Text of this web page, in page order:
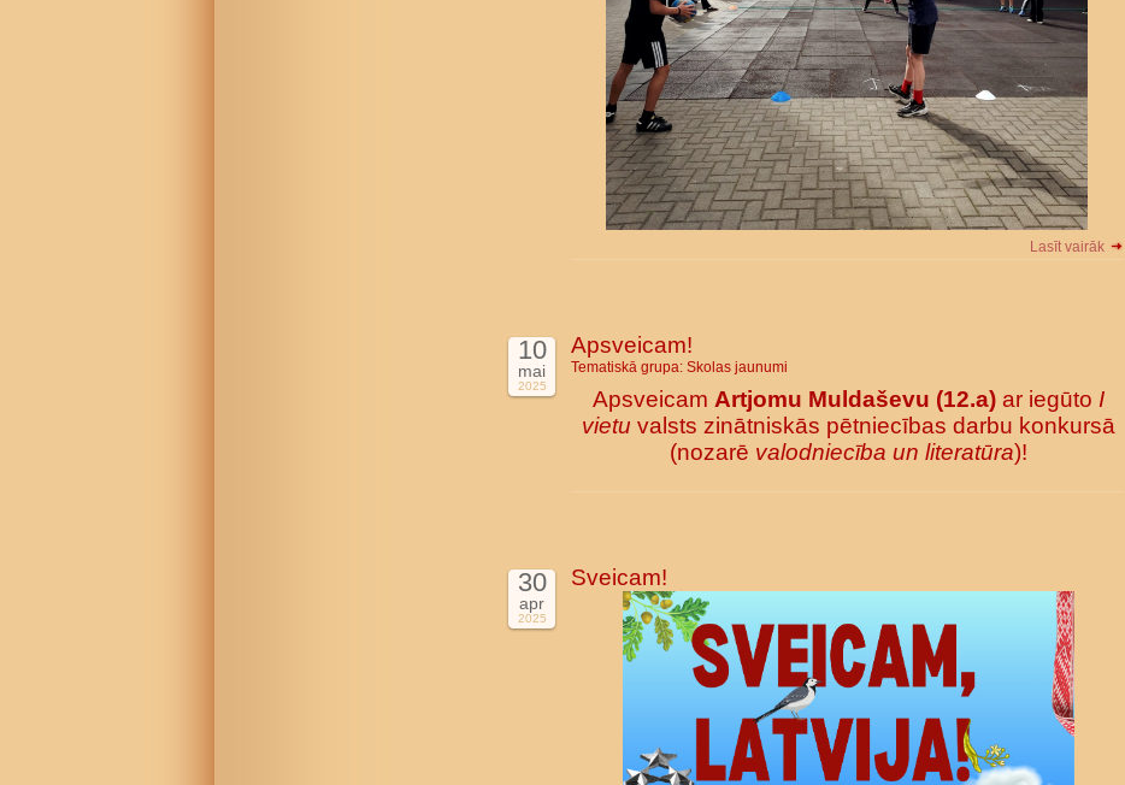
Lasīt vairāk
10
mai
2025
Apsveicam!
Tematiskā grupa: Skolas jaunumi
Apsveicam Artjomu Muldaševu (12.a)ar iegūto I
vietu valsts zinātniskās pētniecības darbu konkursā
(nozarē valodniecība un literatūra)!
30
apr
2025
Sveicam!